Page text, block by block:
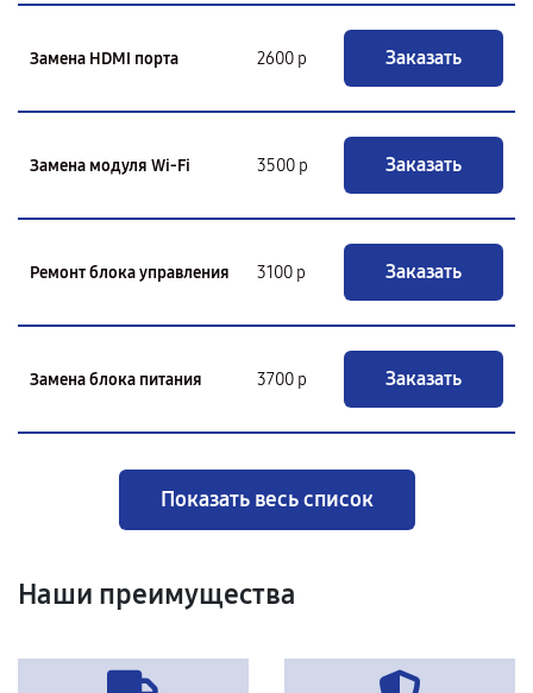
Замена HDMI порта 2600 р Заказать
Замена модуля Wi-Fi 3500 р Заказать
Ремонт блока управления 3100 р Заказать
Замена блока питания 3700 р Заказать
Показать весь список
Наши преимущества